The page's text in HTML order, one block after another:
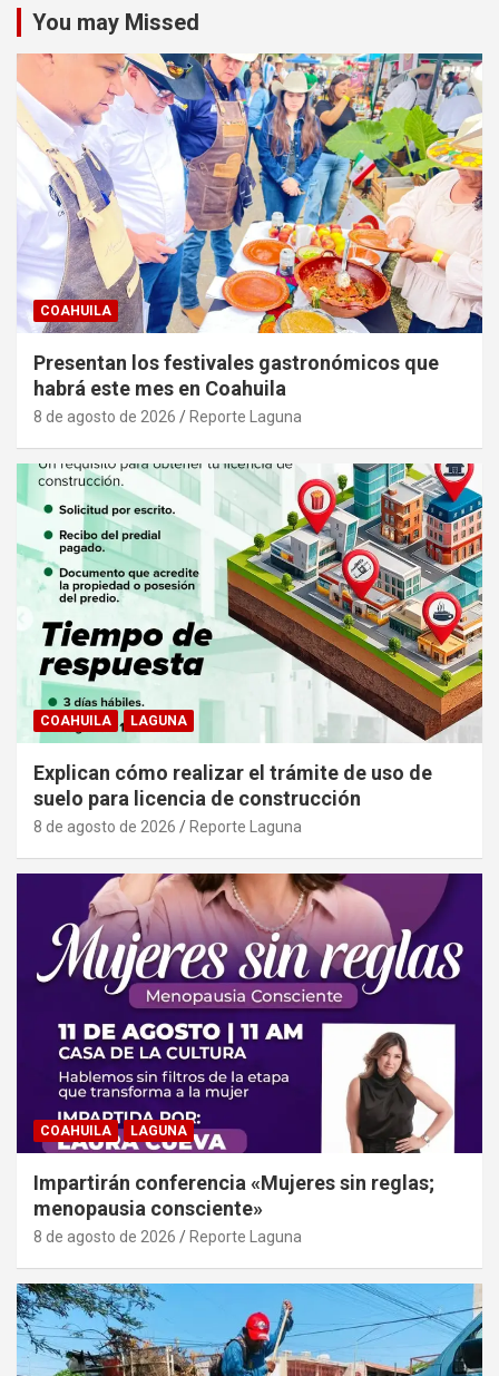
You may Missed
COAHUILA
Presentan los festivales gastronómicos que
habrá este mes en Coahuila
8 de agosto de 2026 Reporte Laguna
COAHUILA LAGUNA
Explican cómo realizar el trámite de uso de
suelo para licencia de construcción
8 de agosto de 2026 Reporte Laguna
COAHUILA LAGUNA
Impartirán conferencia «Mujeres sin reglas;
menopausia consciente»
8 de agosto de 2026 Reporte Laguna